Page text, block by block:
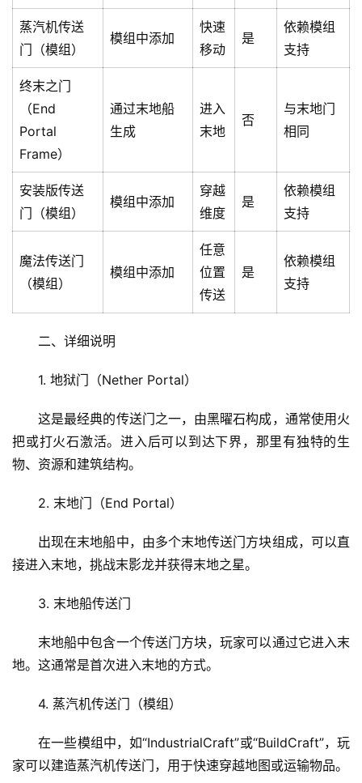
蒸汽机传送
门（模组）
模组中添加
快速
移动
是
依赖模组
支持
终末之门
（End
Portal
Frame）
通过末地船
生成
进入
末地
否
与末地门
相同
安装版传送
门（模组）
模组中添加
穿越
维度
是
依赖模组
支持
魔法传送门
（模组）
模组中添加
任意
位置
传送
是
依赖模组
支持
二、详细说明
1. 地狱门（Nether Portal）
这是最经典的传送门之一，由黑曜石构成，通常使用火
把或打火石激活。进入后可以到达下界，那里有独特的生
物、资源和建筑结构。
2. 末地门（End Portal）
出现在末地船中，由多个末地传送门方块组成，可以直
接进入末地，挑战末影龙并获得末地之星。
3. 末地船传送门
末地船中包含一个传送门方块，玩家可以通过它进入末
地。这通常是首次进入末地的方式。
4. 蒸汽机传送门（模组）
在一些模组中，如“IndustrialCraft”或“BuildCraft”，玩
家可以建造蒸汽机传送门，用于快速穿越地图或运输物品。